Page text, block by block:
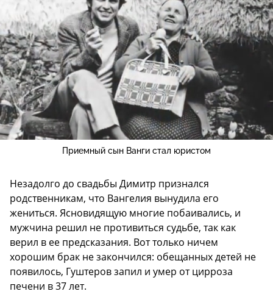
Приемный сын Ванги стал юристом
Незадолго до свадьбы Димитр признался
родственникам, что Вангелия вынудила его
жениться. Ясновидящую многие побаивались, и
мужчина решил не противиться судьбе, так как
верил в ее предсказания. Вот только ничем
хорошим брак не закончился: обещанных детей не
появилось, Гуштеров запил и умер от цирроза
печени в 37 лет.